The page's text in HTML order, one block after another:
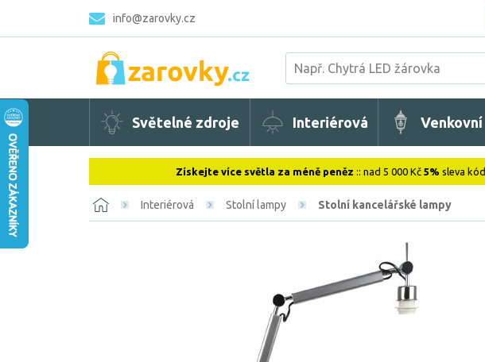
info@zarovky.cz
Světelné zdroje Interiérová Venkovní
Získejte více světla za méně peněz :: nad 5 000 Kč 5% sleva kód
Interiérová Stolní lampy Stolní kancelářské lampy